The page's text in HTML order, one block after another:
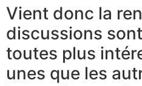
Vient donc la
discussions
toutes plus
unes que les